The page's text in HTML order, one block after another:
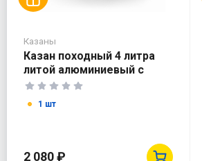
Казаны
Казан походный 4 литра
литой алюминиевый с
крышкой арт 44300
1 шт
2 080 ₽